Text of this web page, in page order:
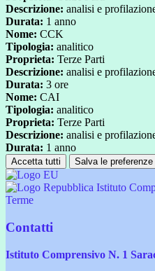
Descrizione: analisi e
Durata: 1 anno
Nome: CCK
Tipologia: analitico
Proprieta: Terze Parti
Descrizione: analisi e
Durata: 3 ore
Nome: CAI
Tipologia: analitico
Proprieta: Terze Parti
Descrizione: analisi e
Durata: 1 anno
Accetta tutti Salva le preferenze
Istituto
Terme
Contatti
Istituto Comprensivo N. 1